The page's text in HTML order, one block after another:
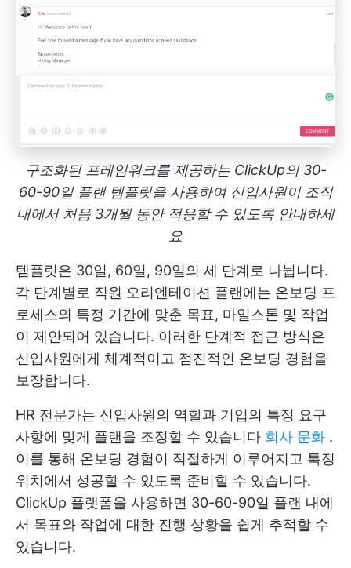
구조화된 프레임워크를 제공하는 ClickUp의 30-
60-90일 플랜 템플릿을 사용하여 신입사원이 조직
내에서 처음 3개월 동안 적응할 수 있도록 안내하세
요
템플릿은 30일, 60일, 90일의 세 단계로 나뉩니다.
각 단계별로 직원 오리엔테이션 플랜에는 온보딩 프
로세스의 특정 기간에 맞춘 목표, 마일스톤 및 작업
이 제안되어 있습니다. 이러한 단계적 접근 방식은
신입사원에게 체계적이고 점진적인 온보딩 경험을
보장합니다.
HR 전문가는 신입사원의 역할과 기업의 특정 요구
사항에 맞게 플랜을 조정할 수 있습니다 회사 문화 .
이를 통해 온보딩 경험이 적절하게 이루어지고 특정
위치에서 성공할 수 있도록 준비할 수 있습니다.
ClickUp 플랫폼을 사용하면 30-60-90일 플랜 내에
서 목표와 작업에 대한 진행 상황을 쉽게 추적할 수
있습니다.